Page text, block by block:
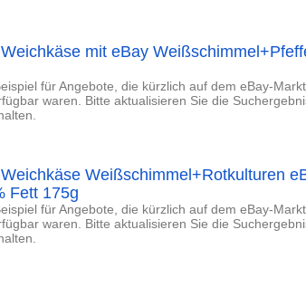
mit eBay
für Angebote, die kürzlich auf dem eBay-
waren. Bitte aktualisieren Sie die
Weißschimmel+Rotkulturen
Fett 175g
für Angebote, die kürzlich auf dem eBay-
waren. Bitte aktualisieren Sie die